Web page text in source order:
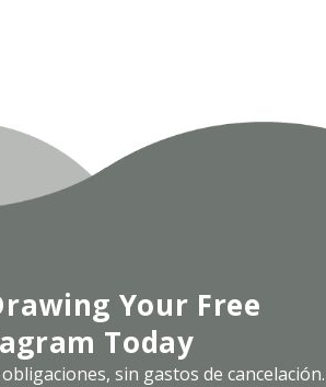
Your Free
Today
sin gastos de cancelación.